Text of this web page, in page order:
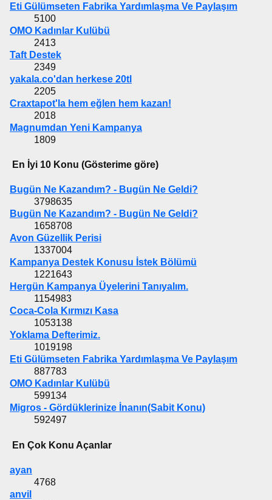
Eti Gülümseten Fabrika Yardımlaşma Ve Paylaşım
5100
OMO Kadınlar Kulübü
2413
Taft Destek
2349
yakala.co'dan herkese 20tl
2205
Craxtapot'la hem eğlen hem kazan!
2018
Magnumdan Yeni Kampanya
1809
En İyi 10 Konu (Gösterime göre)
Bugün Ne Kazandım? - Bugün Ne Geldi?
3798635
Bugün Ne Kazandım? - Bugün Ne Geldi?
1658708
Avon Güzellik Perisi
1337004
Kampanya Destek Konusu İstek Bölümü
1221643
Hergün Kampanya Üyelerini Tanıyalım.
1154983
Coca-Cola Kırmızı Kasa
1053138
Yoklama Defterimiz.
1019198
Eti Gülümseten Fabrika Yardımlaşma Ve Paylaşım
887783
OMO Kadınlar Kulübü
599134
Migros - Gördüklerinize İnanın(Sabit Konu)
592497
En Çok Konu Açanlar
ayan
4768
anvil